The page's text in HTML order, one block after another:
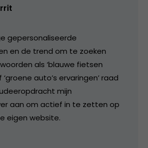
gepersonaliseerde
en de trend om te zoeken
als ‘blauwe fietsen
‘groene auto’s ervaringen’ raad
mijn
aan om actief in te zetten op
eigen website.